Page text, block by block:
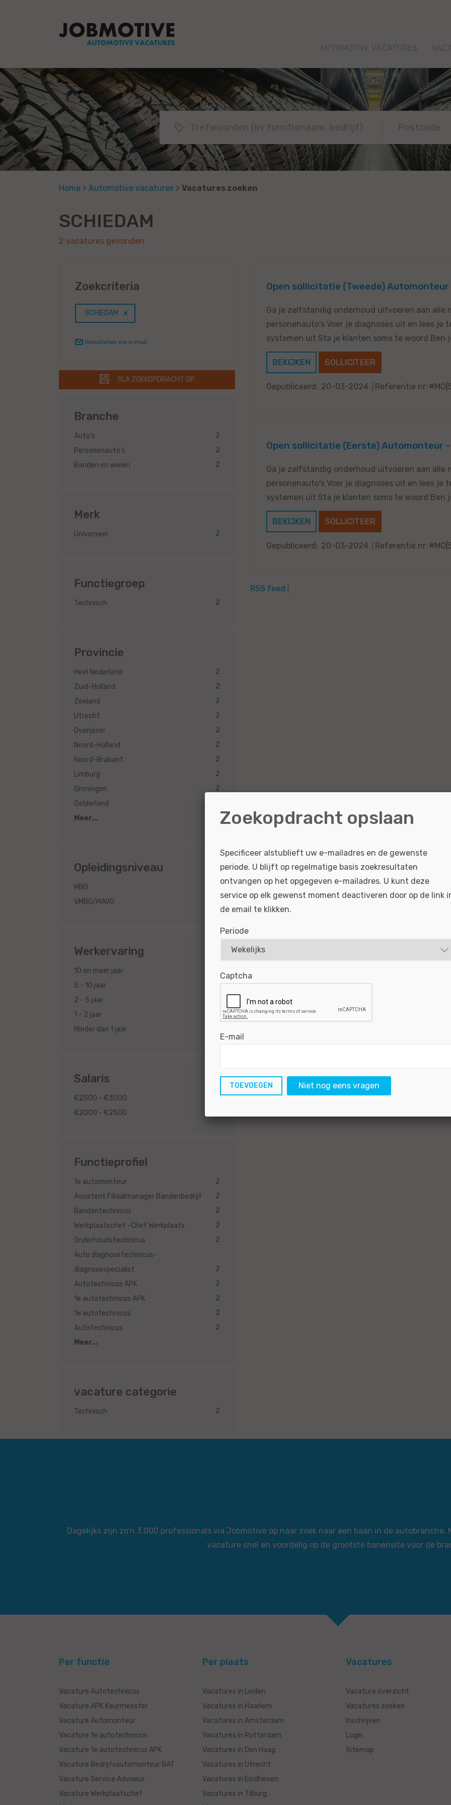
Home > Automotive vacatures > Vacatures zoeken
SCHIEDAM
2 vacatures gevonden
Open sollicitatie (Tweede)
Ga je zelfstandig onderhoud uitvoeren aan alle
personenauto's Voer je diagnoses uit en lees je
systemen uit Sta je klanten soms te woord Ben
BEKIJKEN SOLLICITEER
Gepubliceerd: 20-03-2024 Referentie nr:
Open sollicitatie (Eerste) Automonteur
Ga je zelfstandig onderhoud uitvoeren aan alle
personenauto's Voer je diagnoses uit en lees je
systemen uit Sta je klanten soms te woord Ben
BEKIJKEN SOLLICITEER
Gepubliceerd: 20-03-2024 Referentie nr:
RSS feed
Zoekcriteria
SCHIEDAM
Resultaten via e-mail
SLA ZOEKOPDRACHT OP
Branche
Auto's
2
Personenauto's
2
Banden en wielen
2
Merk
Universeel 2
Functiegroep
Technisch 2
Provincie
Heel Nederland
2
Zuid-Holland
2
Zeeland
2
Utrecht
2
Overijssel
2
Noord-Holland
2
Noord-Brabant
2
Limburg
2
Groningen
2
Gelderland
Meer...
Opleidingsniveau
MBO
VMBO/MAVO
Werkervaring
10 en meer jaar
5 - 10 jaar
2 - 5 jaar
1 - 2 jaar
Minder dan 1 jaar
Salaris
€2500 - €3000
€2000 - €2500
Functieprofiel
1e automonteur
2
Assistent Filiaalmanager Bandenbedrijf
2
Bandentechnicus
2
Werkplaatschef -Chef Werkplaats
2
Onderhoudstechnicus
2
Auto diagnosetechnicus-
diagnosespecialist
2
Autotechnicus APK
2
1e autotechnicus APK
2
1e autotechnicus
2
Autotechnicus
2
Meer...
vacature categorie
Technisch 2
Dagelijks zijn zo’n 3.000 professionals via Jobmotive op naar zoek naar een baan in de
vacature snel en voordelig op de grootste banensite voor de
Per functie
Vacature Autotechnicus
Vacature APK Keurmeester
Vacature Automonteur
Vacature 1e autotechnicus
Vacature 1e autotechnicus APK
Vacature Bedrijfsautomonteur BAT
Vacature Service Adviseur
Vacature Werkplaatschef
Per plaats
Vacatures in Leiden
Vacatures in Haarlem
Vacatures in Amsterdam
Vacatures in Rotterdam
Vacatures in Den Haag
Vacatures in Utrecht
Vacatures in Eindhoven
Vacatures in Tilburg
Vacatures
Vacature overzicht
Vacatures zoeken
Inschrijven
Login
Sitemap
Zoekopdracht opslaan
Specificeer alstublieft uw e-mailadres en de gewenste
periode. U blijft op regelmatige basis zoekresultaten
ontvangen op het opgegeven e-mailadres. U kunt deze
service op elk gewenst moment deactiveren door op de link
de email te klikken.
Periode
Captcha
E-mail
Niet nog eens vragen